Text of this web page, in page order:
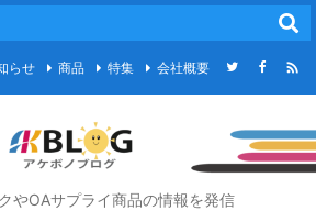
らせ 商品 特集 会社概要 
やOAサプライ商品の情報を発信